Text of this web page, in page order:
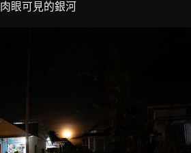
肉眼可見的銀河